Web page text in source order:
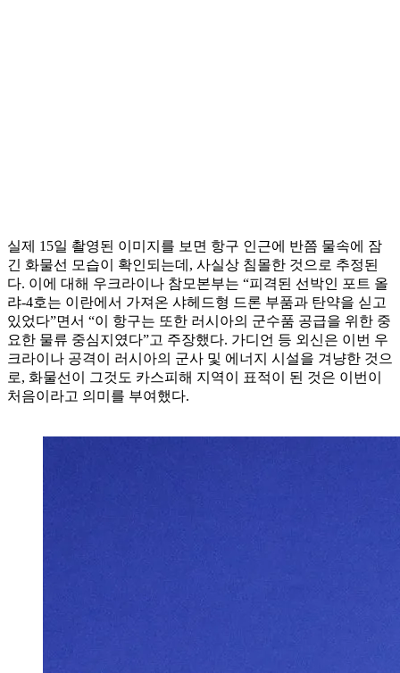
실제 15일 촬영된 이미지를 보면 항구 인근에 반쯤 물속에 잠
긴 화물선 모습이 확인되는데, 사실상 침몰한 것으로 추정된
다. 이에 대해 우크라이나 참모본부는 “피격된 선박인 포트 올
랴-4호는 이란에서 가져온 샤헤드형 드론 부품과 탄약을 싣고
있었다”면서 “이 항구는 또한 러시아의 군수품 공급을 위한 중
요한 물류 중심지였다”고 주장했다. 가디언 등 외신은 이번 우
크라이나 공격이 러시아의 군사 및 에너지 시설을 겨냥한 것으
로, 화물선이 그것도 카스피해 지역이 표적이 된 것은 이번이
처음이라고 의미를 부여했다.